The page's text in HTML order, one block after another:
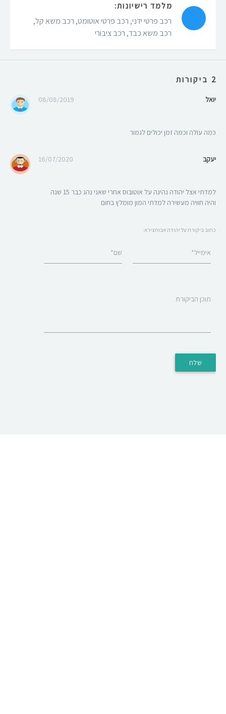
מלמד רישיונות:
רכב פרטי ידני, רכב פרטי אוטומט, רכב משא קל,
רכב משא כבד, רכב ציבורי
2 ביקורות
יואל 08/08/2019
כמה עולה וכמה זמן יכולים לגמור
יעקב 16/07/2020
למדתי אצל יהודה נהיגה על אוטובוס אחרי שאני נהג כבר 15 שנה
והיה חוויה מעשירה למדתי המון מומלץ בחום
כתוב ביקורת על יהודה אבוחצירא:
שם* אימייל*
תוכן הביקורת
שלח